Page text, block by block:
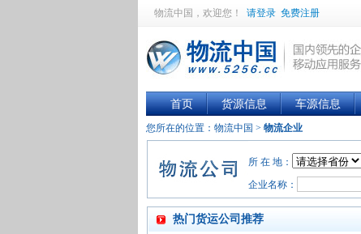
物流中国 ，欢迎您！ 请登录 免费注册
首页 货源信息 车源信息
您所在的位置： 物流中国 > 物流企业
所 在 地：
企业名称：
热门货运公司推荐